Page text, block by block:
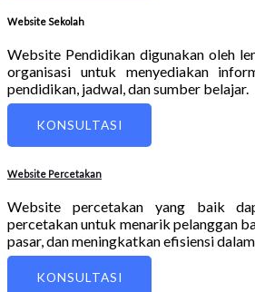
Website Sekolah
Website Pendidikan digunakan oleh
organisasi untuk menyediakan
pendidikan, jadwal, dan sumber belajar.
KONSULTASI
Website Percetakan
Website percetakan yang baik
percetakan untuk menarik pelanggan
pasar, dan meningkatkan efisiensi
KONSULTASI